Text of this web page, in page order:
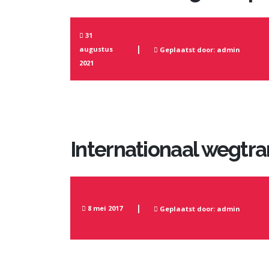
31
augustus
2021
Geplaatst door: admin
Internationaal
8 mei 2017 Geplaatst door: admin